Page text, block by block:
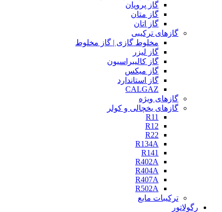
گاز پروپان
گاز متان
گاز اتان
گازهای ترکیبی
مخلوط گازی | گاز مخلوط
گاز لیزر
گاز کالیبراسیون
گاز میکس
گاز استاندارد
CALGAZ
گازهای ویژه
گازهای یخچالی و کولر
R11
R12
R22
R134A
R141
R402A
R404A
R407A
R502A
ترکیبات مایع
رگولاتور